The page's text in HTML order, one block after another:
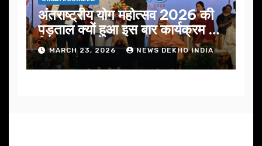
अंतराष्ट्रीय योग महोत्सव 2026 की
पड़ताल क्यों हुआ इस बार कार्यक्रम में
निखार
MARCH 23, 2026 NEWS DEKHO INDIA